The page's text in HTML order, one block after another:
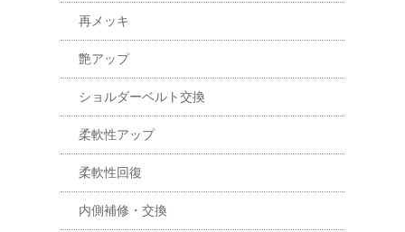
再メッキ
艶アップ
ショルダーベルト交換
柔軟性アップ
柔軟性回復
内側補修・交換